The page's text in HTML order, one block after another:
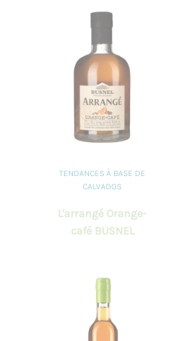
TENDANCES À BASE DE
CALVADOS
L'arrangé Orange-
café BUSNEL